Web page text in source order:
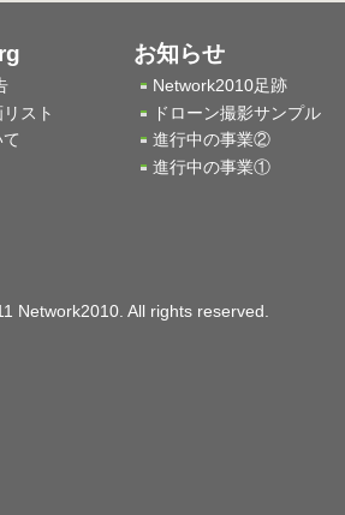
スト
お知らせ
Network2010足跡
ドローン撮影サンプル
進行中の事業②
進行中の事業①
Network2010. All rights reserved.